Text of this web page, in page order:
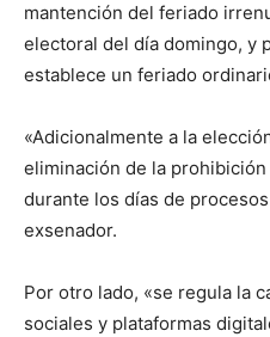
mantención del feriado
electoral del día domingo, y
establece un feriado
«Adicionalmente a la
eliminación de la
durante los días de
exsenador.
Por otro lado, «se regula la
sociales y plataformas